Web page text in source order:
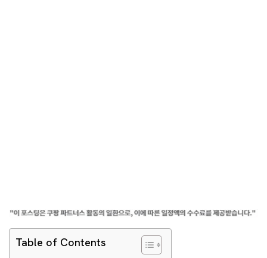
Table of Contents